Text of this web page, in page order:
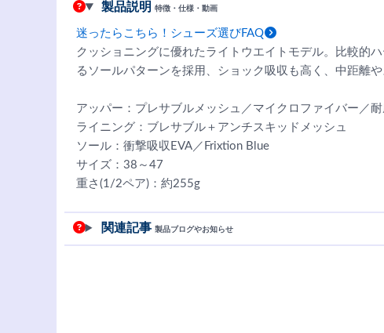
製品説明 特徴・仕様・動画
迷ったらこちら！シューズ選びFAQ
クッショニングに優れたライトウエイトモデル。比較的
るソールパターンを採用、ショック吸収も高く、中距離
アッパー：プレサブルメッシュ／マイクロファイバー／
ライニング：ブレサブル＋アンチスキッドメッシュ
ソール：衝撃吸収EVA／Frixtion Blue
サイズ：38～47
重さ(1/2ペア)：約255g
関連記事 製品ブログやお知らせ